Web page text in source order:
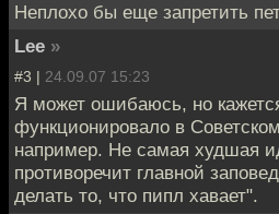
Неплохо бы еще запретить
Lee »
#3 | 24.09.07 15:23
Я может ошибаюсь, но
функционировало в
например. Не самая худшая
противоречит главной
делать то, что пипл хавает".